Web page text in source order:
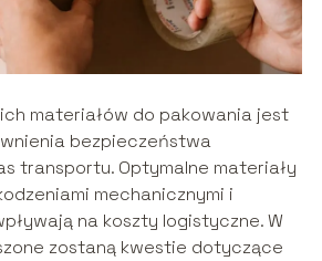
materiałów do pakowania jest
bezpieczeństwa
transportu. Optymalne materiały
mechanicznymi i
na koszty logistyczne. W
zostaną kwestie dotyczące